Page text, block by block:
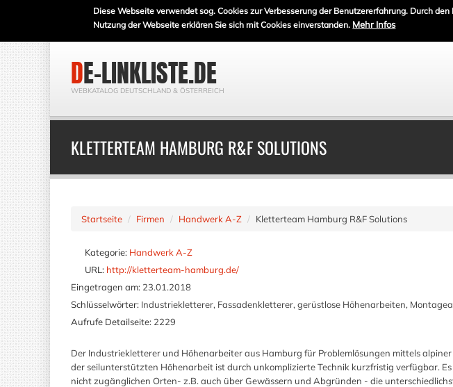
Diese Webseite verwendet sog. Cookies zur Verbesserung der Benutzererfahrung. Durch den
Nutzung der Webseite erklären Sie sich mit Cookies einverstanden. Mehr Infos
DE-LINKLISTE.DE
WEBKATALOG DEUTSCHLAND & ÖSTERREICH
KLETTERTEAM HAMBURG R&F SOLUTIONS
Startseite Firmen Handwerk A-Z Kletterteam Hamburg R&F Solutions
Kategorie: Handwerk A-Z
URL: http://kletterteam-hamburg.de/
Eingetragen am: 23.01.2018
Schlüsselwörter: Industriekletterer, Fassadenkletterer, gerüstlose Höhenarbeiten,
Aufrufe Detailseite: 2229
Der Industriekletterer und Höhenarbeiter aus Hamburg für Problemlösungen mittels
der seilunterstützten Höhenarbeit ist durch unkomplizierte Technik kurzfristig verfügbar.
nicht zugänglichen Orten- z.B. auch über Gewässern und Abgründen - die